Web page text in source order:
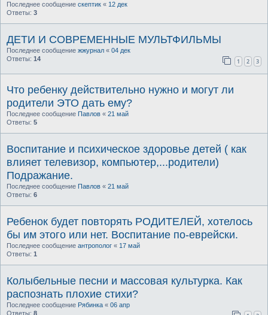
Последнее сообщение скептик « 12 дек
Ответы: 3
ДЕТИ И СОВРЕМЕННЫЕ МУЛЬТФИЛЬМЫ
Последнее сообщение жжурнал « 04 дек
Ответы: 14 1 2 3
Что ребенку действительно нужно и могут ли
родители ЭТО дать ему?
Последнее сообщение Павлов « 21 май
Ответы: 5
Воспитание и психическое здоровье детей ( как
влияет телевизор, компьютер,...родители)
Подражание.
Последнее сообщение Павлов « 21 май
Ответы: 6
Ребенок будет повторять РОДИТЕЛЕЙ, хотелось
бы им этого или нет. Воспитание по-еврейски.
Последнее сообщение антрополог « 17 май
Ответы: 1
Колыбельные песни и массовая культурка. Как
распознать плохие стихи?
Последнее сообщение Рябинка « 06 апр
Ответы: 8